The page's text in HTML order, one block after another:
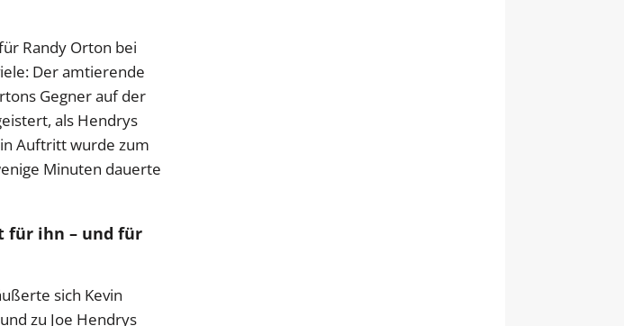
Randy Orton bei
Der amtierende
Gegner auf der
als Hendrys
Auftritt wurde zum
Minuten dauerte
für ihn – und für
sich Kevin
zu Joe Hendrys